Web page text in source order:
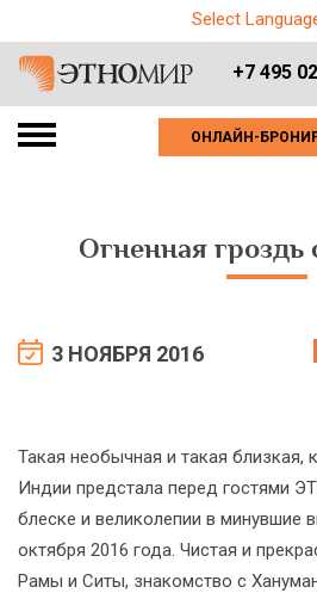
Select
+7 495
ОНЛАЙН-
Огненная гроздь
3 НОЯБРЯ 2016
Такая необычная и такая близкая,
Индии предстала перед гостями
блеске и великолепии в минувшие
октября 2016 года. Чистая и
Рамы и Ситы, знакомство с